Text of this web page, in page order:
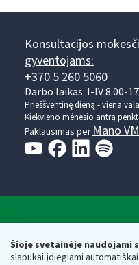
Šioje svetainėje naudojami
slapukai įdiegiami
Konsultacijos
gyventojams:
+370 5 260 5060
Darbo laikas: I-IV 8.00-
Prieššventinę dieną - viena
Kiekvieno mėnesio antrą
Paklausimas per Mano
Respublikos finansų